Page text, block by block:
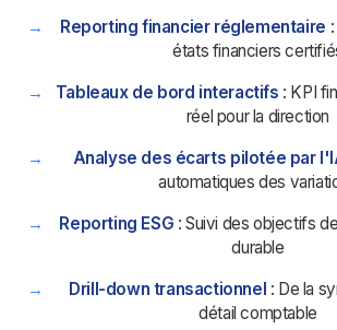
Reporting financier réglementaire
états financiers
Tableaux de bord interactifs : KPI
réel pour la direction
Analyse des écarts pilotée par
automatiques des
Reporting ESG : Suivi des objectifs
durable
Drill-down transactionnel : De la
détail comptable